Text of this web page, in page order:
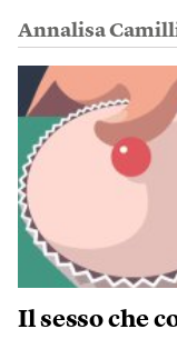
Annalisa
Il sesso che